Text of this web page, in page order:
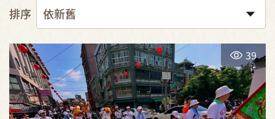
排序
39